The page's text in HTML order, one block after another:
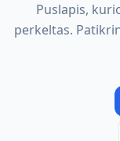
Puslapis,
perkeltas.